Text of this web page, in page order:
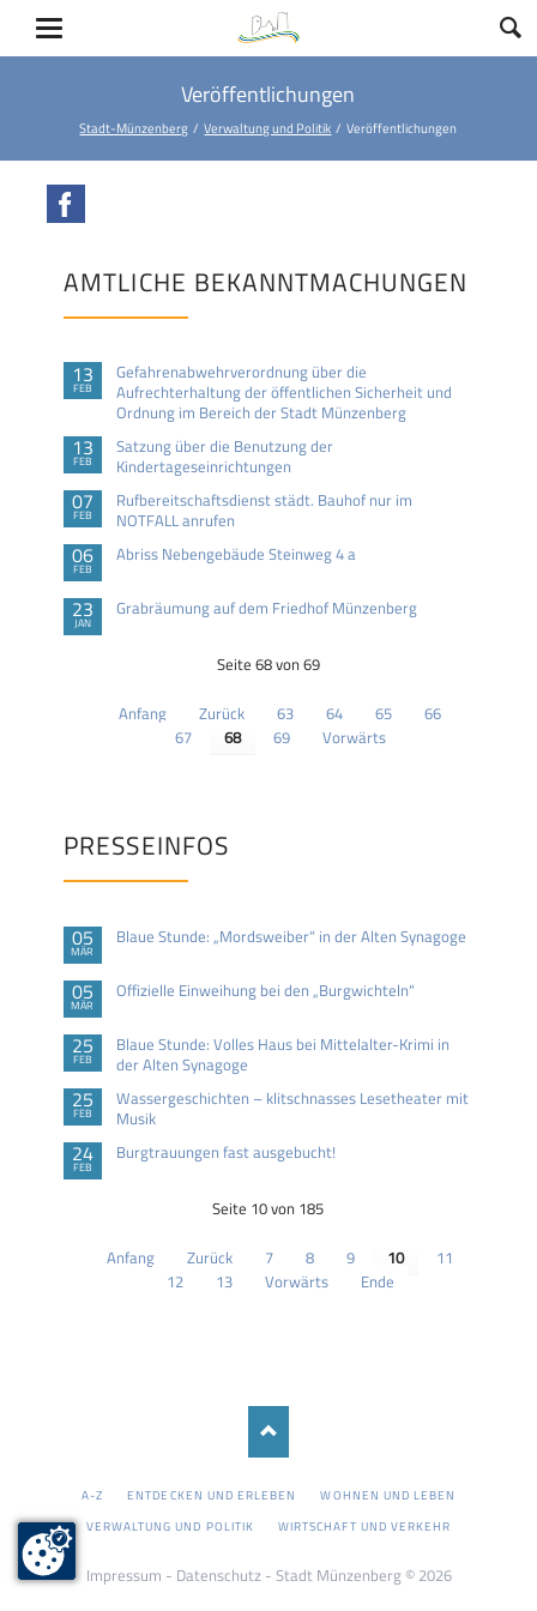
Veröffentlichungen
Stadt-Münzenberg Verwaltung und Politik Veröffentlichungen
AMTLICHE BEKANNTMACHUNGEN
13
FEB
Gefahrenabwehrverordnung über die
Aufrechterhaltung der öffentlichen Sicherheit und
Ordnung im Bereich der Stadt Münzenberg
13
FEB
Satzung über die Benutzung der
Kindertageseinrichtungen
07
FEB
Rufbereitschaftsdienst städt. Bauhof nur im
NOTFALL anrufen
06
FEB
Abriss Nebengebäude Steinweg 4 a
23
JAN
Grabräumung auf dem Friedhof Münzenberg
Seite 68 von 69
Anfang Zurück 63 64 65
66
67
68 69 Vorwärts
PRESSEINFOS
05
MÄR
Blaue Stunde: „Mordsweiber“ in der Alten Synagoge
05
MÄR
Offizielle Einweihung bei den „Burgwichteln“
25
FEB
Blaue Stunde: Volles Haus bei Mittelalter-Krimi in
der Alten Synagoge
25
FEB
Wassergeschichten – klitschnasses Lesetheater mit
Musik
24
FEB
Burgtrauungen fast ausgebucht!
Seite 10 von 185
Anfang Zurück 7 8 9 10
11
12
13 Vorwärts Ende
NAVIGATION
A-Z ENTDECKEN UND ERLEBEN
WOHNEN UND LEBEN
VERWALTUNG UND POLITIK
WIRTSCHAFT UND VERKEHR
Impressum - Datenschutz- Stadt Münzenberg © 2026